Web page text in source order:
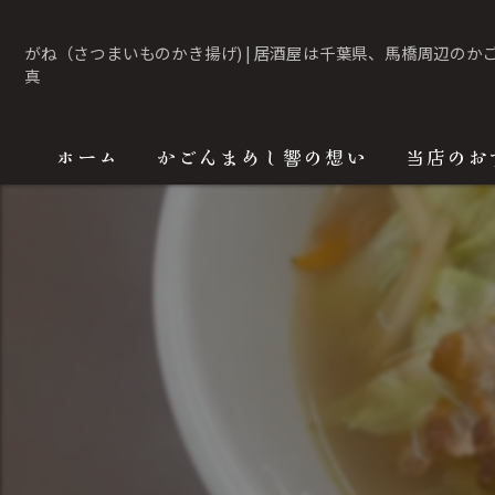
がね（さつまいものかき揚げ) | 居酒屋は千葉県、馬橋周辺のか
真
ホーム かごんまめし響の想い 当店の